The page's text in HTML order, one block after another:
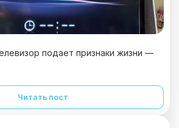
подает признаки жизни —
Читать пост